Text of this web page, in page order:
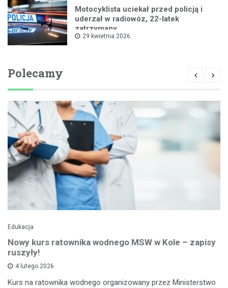
Motocyklista uciekał przed policją i
uderzał w radiowóz, 22-latek
zatrzymany
29 kwietnia 2026
Polecamy
Edukacja
Nowy kurs ratownika wodnego MSW w Kole – zapisy
ruszyły!
4 lutego 2026
Kurs na ratownika wodnego organizowany przez Ministerstwo